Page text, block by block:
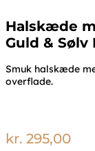
Halskæde
Guld & Sølv
Smuk halskæde
overflade.
kr. 295,00